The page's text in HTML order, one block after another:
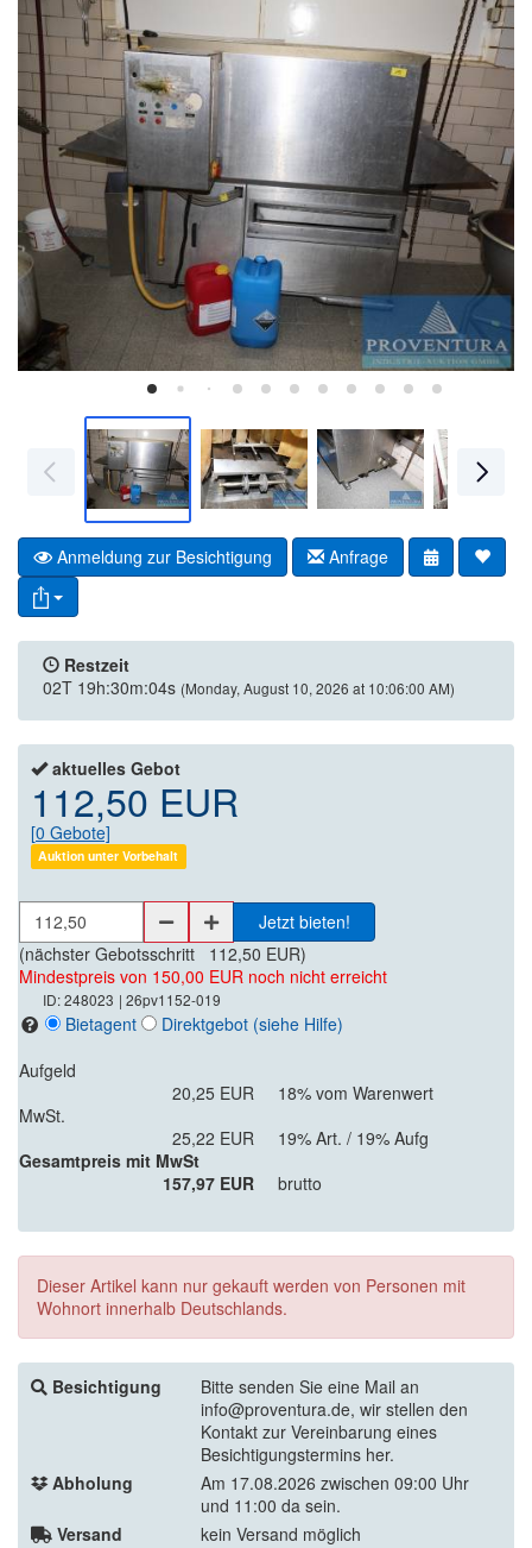
Anmeldung zur Besichtigung Anfrage
Restzeit
02T 19h:30m:04s (Monday, August 10, 2026 at 10:06:00 AM)
aktuelles Gebot
112,50 EUR
[0 Gebote]
Auktion unter Vorbehalt
Jetzt bieten!
(nächster Gebotsschritt 112,50 EUR)
Mindestpreis von 150,00 EUR noch nicht erreicht
ID: 248023 | 26pv1152-019
Bietagent Direktgebot (siehe Hilfe)
Aufgeld
20,25 EUR
18% vom Warenwert
MwSt.
25,22 EUR
19% Art. / 19% Aufg
Gesamtpreis mit MwSt
157,97 EUR
brutto
Dieser Artikel kann nur gekauft werden von Personen mit
Wohnort innerhalb Deutschlands.
Besichtigung
Bitte senden Sie eine Mail an
info@proventura.de, wir stellen den
Kontakt zur Vereinbarung eines
Besichtigungstermins her.
Abholung
Am 17.08.2026 zwischen 09:00 Uhr
und 11:00 da sein.
Versand
kein Versand möglich